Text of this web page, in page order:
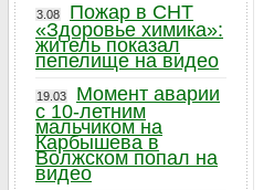
3.08
Пожар в СНТ
«Здоровье химика»:
житель показал
пепелище на видео
19.03
Момент аварии
с 10-летним
мальчиком на
Карбышева в
Волжском попал на
видео